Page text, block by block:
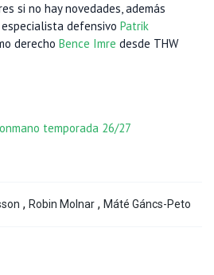
si no hay novedades, además
defensivo Patrik
derecho Bence Imre desde THW
temporada 26/27
, Robin Molnar , Máté Gáncs-Peto